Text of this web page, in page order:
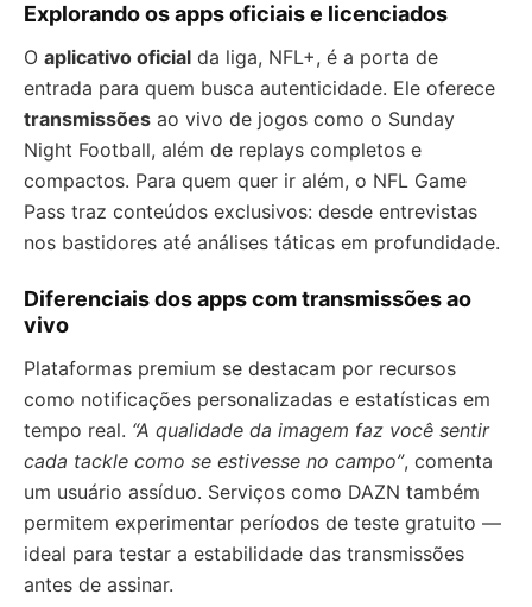
Explorando os apps oficiais e licenciados
O aplicativo oficial da liga, NFL+, é a porta de
entrada para quem busca autenticidade. Ele oferece
transmissões ao vivo de jogos como o Sunday
Night Football, além de replays completos e
compactos. Para quem quer ir além, o NFL Game
Pass traz conteúdos exclusivos: desde entrevistas
nos bastidores até análises táticas em profundidade.
Diferenciais dos apps com transmissões ao
vivo
Plataformas premium se destacam por recursos
como notificações personalizadas e estatísticas em
tempo real. “A qualidade da imagem faz você sentir
cada tackle como se estivesse no campo”, comenta
um usuário assíduo. Serviços como DAZN também
permitem experimentar períodos de teste gratuito —
ideal para testar a estabilidade das transmissões
antes de assinar.